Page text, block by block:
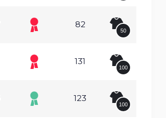
82
50
131
100
123
100